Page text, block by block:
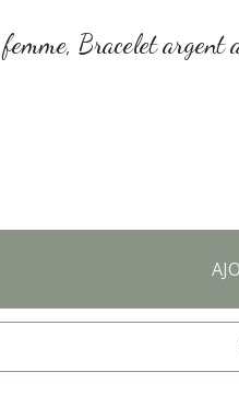
Bracelet